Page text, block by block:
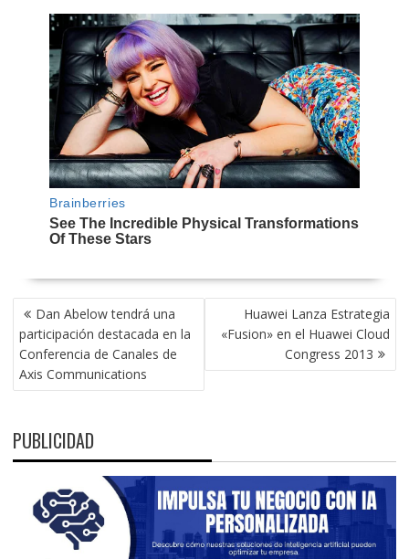
NAVEGACIÓN
DE
ENTRADAS
Dan Abelow tendrá una
participación destacada en la
Conferencia de Canales de
Axis Communications
Huawei Lanza Estrategia
«Fusion» en el Huawei Cloud
Congress 2013
PUBLICIDAD